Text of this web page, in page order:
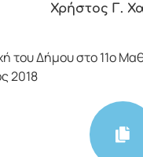
Χρήστος Γ.
του Δήμου στο 11ο
2018